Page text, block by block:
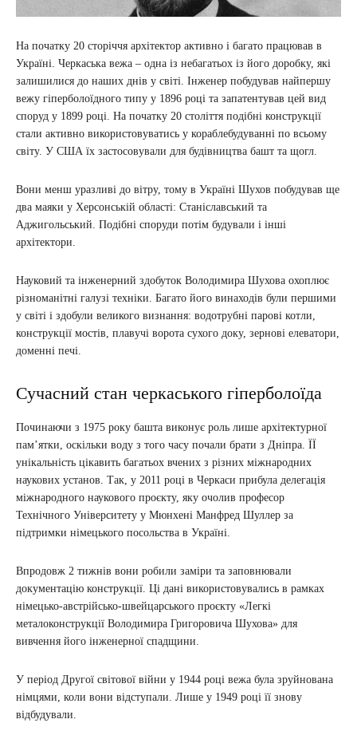
На початку 20 сторіччя архітектор активно і багато працював в
Україні. Черкаська вежа – одна із небагатьох із його доробку, які
залишилися до наших днів у світі. Інженер побудував найпершу
вежу гіперболоїдного типу у 1896 році та запатентував цей вид
споруд у 1899 році. На початку 20 століття подібні конструкції
стали активно використовуватись у кораблебудуванні по всьому
світу. У США їх застосовували для будівництва башт та щогл.
Вони менш уразливі до вітру, тому в Україні Шухов побудував ще
два маяки у Херсонській області: Станіславський та
Аджигольський. Подібні споруди потім будували і інші
архітектори.
Науковий та інженерний здобуток Володимира Шухова охоплює
різноманітні галузі техніки. Багато його винаходів були першими
у світі і здобули великого визнання: водотрубні парові котли,
конструкції мостів, плавучі ворота сухого доку, зернові елеватори,
доменні печі.
Сучасний стан черкаського гіперболоїда
Починаючи з 1975 року башта виконує роль лише архітектурної
пам’ятки, оскільки воду з того часу почали брати з Дніпра. ЇЇ
унікальність цікавить багатьох вчених з різних міжнародних
наукових установ. Так, у 2011 році в Черкаси прибула делегація
міжнародного наукового проєкту, яку очолив професор
Технічного Університету у Мюнхені Манфред Шуллер за
підтримки німецького посольства в Україні.
Впродовж 2 тижнів вони робили заміри та заповнювали
документацію конструкції. Ці дані використовувались в рамках
німецько-австрійсько-швейцарського проєкту «Легкі
металоконструкції Володимира Григоровича Шухова» для
вивчення його інженерної спадщини.
У період Другої світової війни у 1944 році вежа була зруйнована
німцями, коли вони відступали. Лише у 1949 році її знову
відбудували.